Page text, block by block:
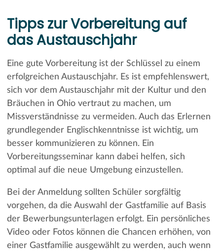
Tipps zur Vorbereitung auf
das Austauschjahr
Eine gute Vorbereitung ist der Schlüssel zu einem
erfolgreichen Austauschjahr. Es ist empfehlenswert,
sich vor dem Austauschjahr mit der Kultur und den
Bräuchen in Ohio vertraut zu machen, um
Missverständnisse zu vermeiden. Auch das Erlernen
grundlegender Englischkenntnisse ist wichtig, um
besser kommunizieren zu können. Ein
Vorbereitungsseminar kann dabei helfen, sich
optimal auf die neue Umgebung einzustellen.
Bei der Anmeldung sollten Schüler sorgfältig
vorgehen, da die Auswahl der Gastfamilie auf Basis
der Bewerbungsunterlagen erfolgt. Ein persönliches
Video oder Fotos können die Chancen erhöhen, von
einer Gastfamilie ausgewählt zu werden, auch wenn